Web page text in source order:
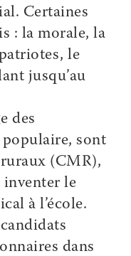
Certaines
: la morale, la
le
jusqu’au
des
populaire, sont
(CMR),
inventer le
à l’école.
dans